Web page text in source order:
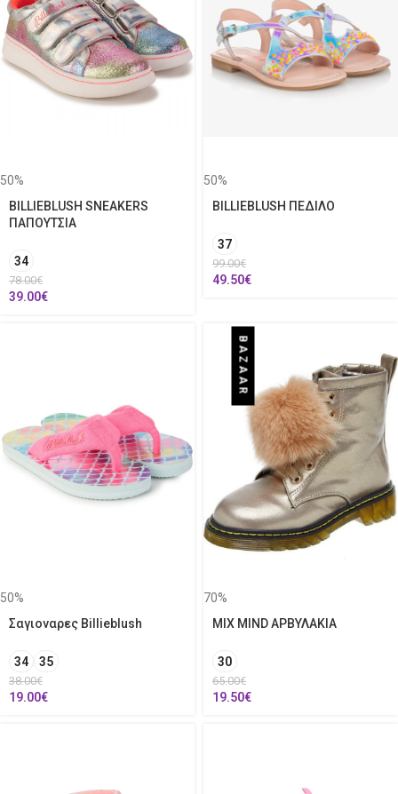
50%
BILLIEBLUSH SNEAKERS
ΠΑΠΟΥΤΣΙΑ
34
78.00€
39.00€
50%
BILLIEBLUSH ΠΕΔΙΛΟ
37
99.00€
49.50€
50%
Σαγιοναρες Billieblush
34 35
38.00€
19.00€
BAZAAR
70%
MIX MIND ΑΡΒΥΛΑΚΙΑ
30
65.00€
19.50€